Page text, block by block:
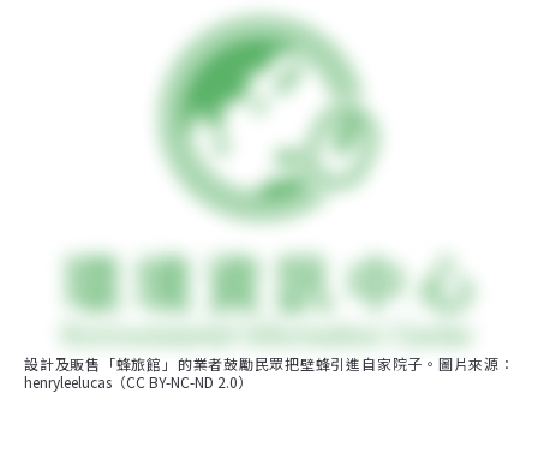
設計及販售「蜂旅館」的業者鼓勵民眾把壁蜂引進自家院子。圖片來源：
henryleelucas（CC BY-NC-ND 2.0）